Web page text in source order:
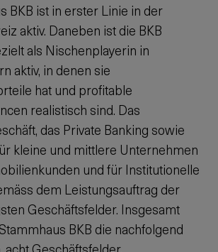
BKB ist in erster Linie in der
aktiv. Daneben ist die BKB
als Nischenplayerin in
aktiv, in denen sie
hat und profitable
realistisch sind. Das
das Private Banking sowie
kleine und mittlere Unternehmen
und für Institutionelle
dem Leistungsauftrag der
Geschäftsfelder. Insgesamt
BKB die nachfolgend